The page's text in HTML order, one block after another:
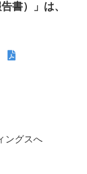
書）」は、
ングスへ